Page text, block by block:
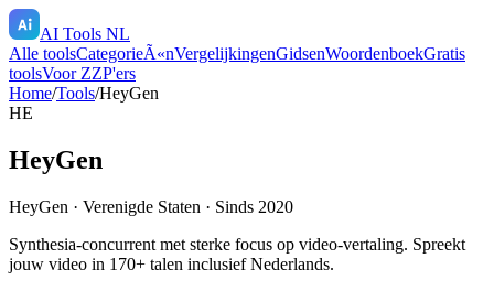
AI Tools NL
Alle toolsCategorieÃ«nVergelijkingenGidsenWoordenboekGratis
toolsVoor ZZP'ers
Home/Tools/HeyGen
HE
HeyGen
HeyGen · Verenigde Staten · Sinds 2020
Synthesia-concurrent met sterke focus op video-vertaling. Spreekt
jouw video in 170+ talen inclusief Nederlands.